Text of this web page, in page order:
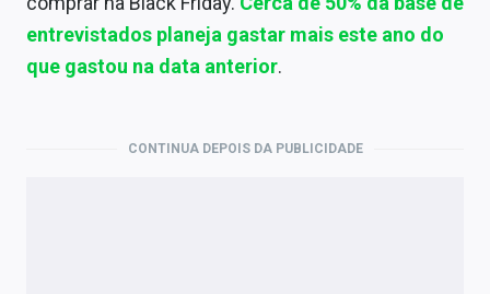
entrevistados planeja gastar mais este ano do
que gastou na data anterior.
CONTINUA DEPOIS DA PUBLICIDADE